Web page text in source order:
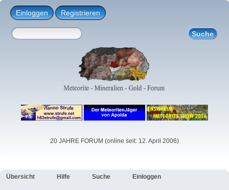
Einloggen Registrieren
20 JAHRE FORUM (online seit: 12. April 2006)
Übersicht Hilfe Suche Einloggen